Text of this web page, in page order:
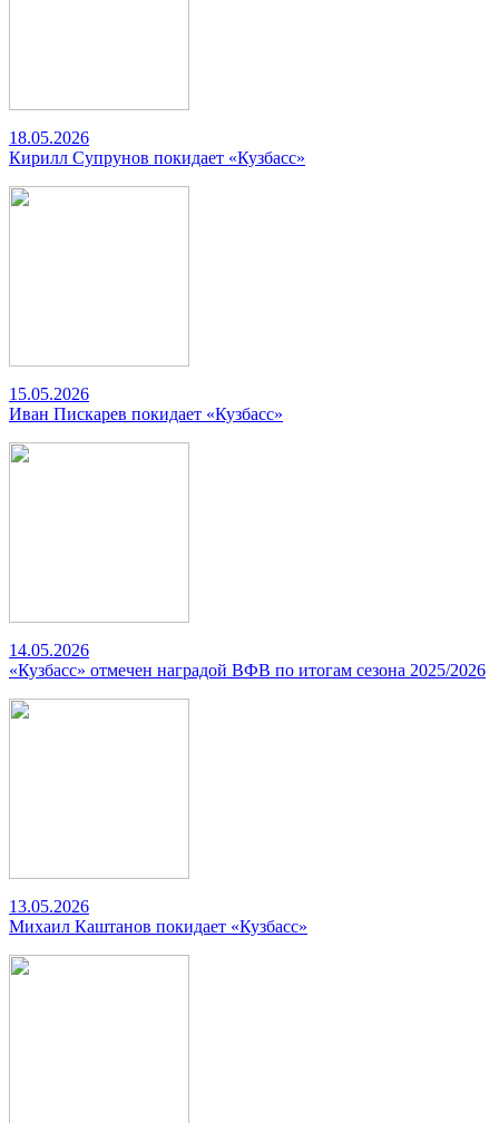
18.05.2026
Кирилл Супрунов покидает «Кузбасс»
15.05.2026
Иван Пискарев покидает «Кузбасс»
14.05.2026
«Кузбасс» отмечен наградой ВФВ по итогам сезона 2025/2026
13.05.2026
Михаил Каштанов покидает «Кузбасс»